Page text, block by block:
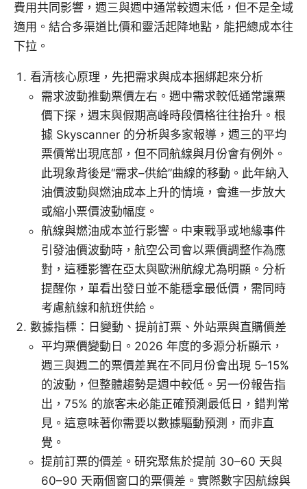
費用共同影響，週三與週中通常較週末低，但不是全域
適用。結合多渠道比價和靈活起降地點，能把總成本往
下拉。
看清核心原理，先把需求與成本捆綁起來分析
需求波動推動票價左右。週中需求較低通常讓票
價下探，週末與假期高峰時段價格往往抬升。根
據 Skyscanner 的分析與多家報導，週三的平均
票價常出現底部，但不同航線與月份會有例外。
此現象背後是“需求–供給”曲線的移動。此年納入
油價波動與燃油成本上升的情境，會進一步放大
或縮小票價波動幅度。
航線與燃油成本並行影響。中東戰爭或地緣事件
引發油價波動時，航空公司會以票價調整作為應
對，這種影響在亞太與歐洲航線尤為明顯。分析
提醒你，單看出發日並不能穩拿最低價，需同時
考慮航線和航班供給。
數據指標：日變動、提前訂票、外站票與直購價差
平均票價變動日。2026 年度的多源分析顯示，
週三與週二的票價差異在不同月份會出現 5–15%
的波動，但整體趨勢是週中較低。另一份報告指
出，75% 的旅客未必能正確預測最低日，錯判常
見。這意味著你需要以數據驅動預測，而非直
覺。
提前訂票的價差。研究聚焦於提前 30–60 天與
60–90 天兩個窗口的票價差。實際數字因航線與